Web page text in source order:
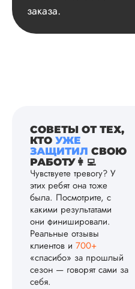
заказа.
СОВЕТЫ ОТ ТЕХ,
КТО УЖЕ
ЗАЩИТИЛ СВОЮ
РАБОТУ👩‍💻
Чувствуете тревогу? У
этих ребят она тоже
была. Посмотрите, с
какими результатами
они финишировали.
Реальные отзывы
клиентов и 700+
«спасибо» за прошлый
сезон — говорят сами за
себя.